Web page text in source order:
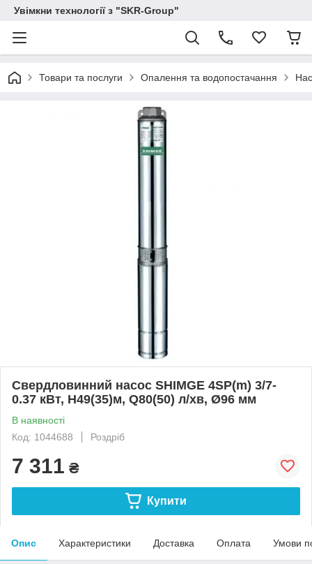
Увімкни технології з "SKR-Group"
Товари та послуги Опалення та водопостачання
Свердловинний насос SHIMGE 4SP(m) 3/7-
0.37 кВт, Н49(35)м, Q80(50) л/хв, Ø96 мм
В наявності
Код: 1044688
Роздріб
7 311 ₴
Купити
Опис Характеристики Доставка Оплата Умови